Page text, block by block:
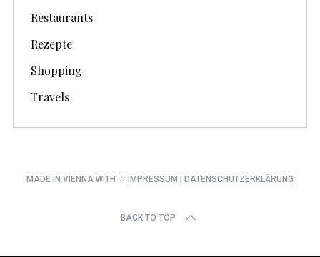
Restaurants
Rezepte
Shopping
Travels
MADE IN VIENNA WITH ♡ IMPRESSUM DATENSCHUTZERKLÄRUNG
BACK TO TOP